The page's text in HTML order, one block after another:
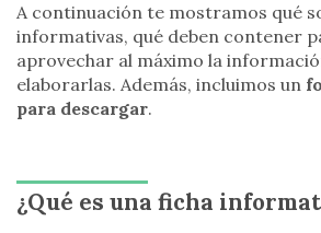
A continuación te mostramos qué
informativas, qué deben contener
aprovechar al máximo la
elaborarlas. Además, incluimos un
para descargar.
¿Qué es una ficha